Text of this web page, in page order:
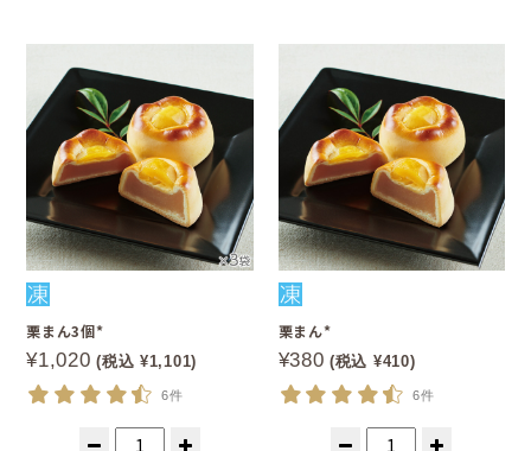
栗まん3個*
¥1,020 (税込 ¥1,101)
6件
栗まん*
¥380 (税込 ¥410)
6件